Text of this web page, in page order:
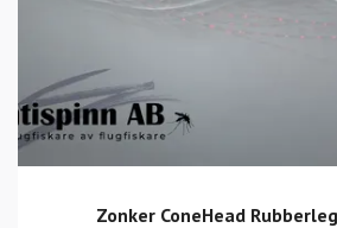
Zonker ConeHead